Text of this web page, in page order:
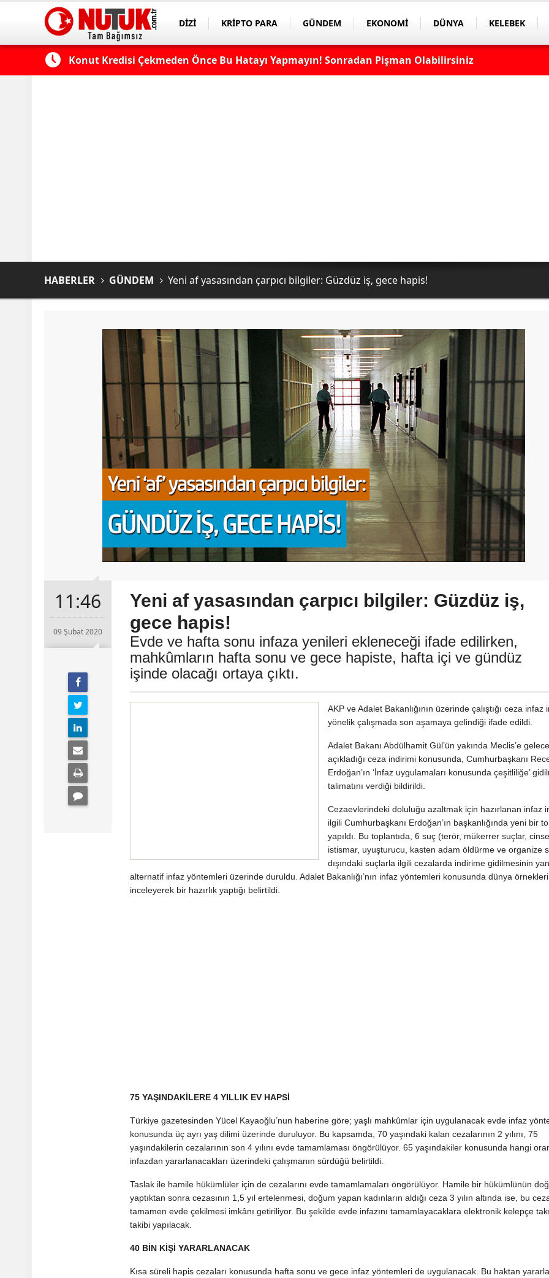
DİZİ KRİPTO PARA GÜNDEM EKONOMİ DÜNYA KELEBEK
Edilmeli? Konut Kredisi Çekmeden Önce Bu Hatayı Yapmayın! Sonradan Pişman Olabilirsiniz
HABERLER GÜNDEM Yeni af yasasından çarpıcı bilgiler: Güzdüz iş, gece hapis!
11:46
09 Şubat 2020
Yeni af yasasından çarpıcı bilgiler: Güzdüz iş,
gece hapis!
Evde ve hafta sonu infaza yenileri ekleneceği ifade edilirken,
mahkûmların hafta sonu ve gece hapiste, hafta içi ve gündüz
işinde olacağı ortaya çıktı.
AKP ve Adalet Bakanlığının üzerinde çalıştığı ceza infaz
yönelik çalışmada son aşamaya gelindiği ifade edildi.
Adalet Bakanı Abdülhamit Gül’ün yakında Meclis’e
açıkladığı ceza indirimi konusunda, Cumhurbaşkanı
Erdoğan’ın ‘İnfaz uygulamaları konusunda çeşitliliğe’
talimatını verdiği bildirildi.
Cezaevlerindeki doluluğu azaltmak için hazırlanan infaz
ilgili Cumhurbaşkanı Erdoğan’ın başkanlığında yeni bir
yapıldı. Bu toplantıda, 6 suç (terör, mükerrer suçlar,
istismar, uyuşturucu, kasten adam öldürme ve organize
dışındaki suçlarla ilgili cezalarda indirime gidilmesinin
alternatif infaz yöntemleri üzerinde duruldu. Adalet Bakanlığı’nın infaz yöntemleri konusunda dünya
inceleyerek bir hazırlık yaptığı belirtildi.
75 YAŞINDAKİLERE 4 YILLIK EV HAPSİ
Türkiye gazetesinden Yücel Kayaoğlu’nun haberine göre; yaşlı mahkûmlar için uygulanacak evde infaz
konusunda üç ayrı yaş dilimi üzerinde duruluyor. Bu kapsamda, 70 yaşındaki kalan cezalarının 2 yılını, 75
yaşındakilerin cezalarının son 4 yılını evde tamamlaması öngörülüyor. 65 yaşındakiler konusunda hangi
infazdan yararlanacakları üzerindeki çalışmanın sürdüğü belirtildi.
Taslak ile hamile hükümlüler için de cezalarını evde tamamlamaları öngörülüyor. Hamile bir hükümlünün
yaptıktan sonra cezasının 1,5 yıl ertelenmesi, doğum yapan kadınların aldığı ceza 3 yılın altında ise, bu
tamamen evde çekilmesi imkânı getiriliyor. Bu şekilde evde infazını tamamlayacaklara elektronik kelepçe
takibi yapılacak.
40 BİN KİŞİ YARARLANACAK
Kısa süreli hapis cezaları konusunda hafta sonu ve gece infaz yöntemleri de uygulanacak. Bu haktan